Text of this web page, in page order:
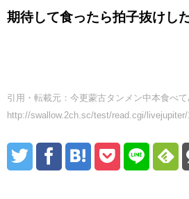
期待して食ったら拍子抜けし
引用・転載元：今更蒙古タンメン中本食べ
http://swallow.2ch.sc/test/read.cgi/livejupiter/